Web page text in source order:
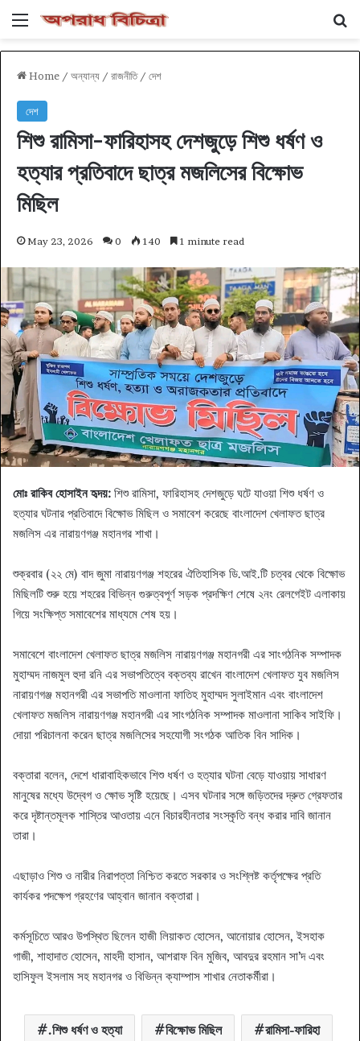
Menu
Home / অন্যান্য / রাজনীতি / দেশ
দেশ
শিশু রামিসা-ফারিহাসহ দেশজুড়ে শিশু ধর্ষণ ও
হত্যার প্রতিবাদে ছাত্র মজলিসের বিক্ষোভ
মিছিল
May 23, 2026 0 140 1 minute read
মোঃ রাকিব হোসাইন হৃদয়: শিশু রামিসা, ফারিহাসহ দেশজুড়ে ঘটে যাওয়া শিশু ধর্ষণ ও
হত্যার ঘটনার প্রতিবাদে বিক্ষোভ মিছিল ও সমাবেশ করেছে বাংলাদেশ খেলাফত ছাত্র
মজলিস এর নারায়ণগঞ্জ মহানগর শাখা।
শুক্রবার (২২ মে) বাদ জুমা নারায়ণগঞ্জ শহরের ঐতিহাসিক ডি.আই.টি চত্বর থেকে বিক্ষোভ
মিছিলটি শুরু হয়ে শহরের বিভিন্ন গুরুত্বপূর্ণ সড়ক প্রদক্ষিণ শেষে ২নং রেলগেইট এলাকায়
গিয়ে সংক্ষিপ্ত সমাবেশের মাধ্যমে শেষ হয়।
সমাবেশে বাংলাদেশ খেলাফত ছাত্র মজলিস নারায়ণগঞ্জ মহানগরী এর সাংগঠনিক সম্পাদক
মুহাম্মদ নাজমুল হুদা রনি এর সভাপতিত্বে বক্তব্য রাখেন বাংলাদেশ খেলাফত যুব মজলিস
নারায়ণগঞ্জ মহানগরী এর সভাপতি মাওলানা ফাতিহ মুহাম্মদ সুলাইমান এবং বাংলাদেশ
খেলাফত মজলিস নারায়ণগঞ্জ মহানগরী এর সাংগঠনিক সম্পাদক মাওলানা সাকিব সাইফি।
দোয়া পরিচালনা করেন ছাত্র মজলিসের সহযোগী সংগঠক আতিক বিন সাদিক।
বক্তারা বলেন, দেশে ধারাবাহিকভাবে শিশু ধর্ষণ ও হত্যার ঘটনা বেড়ে যাওয়ায় সাধারণ
মানুষের মধ্যে উদ্বেগ ও ক্ষোভ সৃষ্টি হয়েছে। এসব ঘটনার সঙ্গে জড়িতদের দ্রুত গ্রেফতার
করে দৃষ্টান্তমূলক শাস্তির আওতায় এনে বিচারহীনতার সংস্কৃতি বন্ধ করার দাবি জানান
তারা।
এছাড়াও শিশু ও নারীর নিরাপত্তা নিশ্চিত করতে সরকার ও সংশ্লিষ্ট কর্তৃপক্ষের প্রতি
কার্যকর পদক্ষেপ গ্রহণের আহ্বান জানান বক্তারা।
কর্মসূচিতে আরও উপস্থিত ছিলেন হাজী লিয়াকত হোসেন, আনোয়ার হোসেন, ইসহাক
গাজী, শাহাদাত হোসেন, মাহদী হাসান, আশরাফ বিন মুজিব, আবদুর রহমান সা’দ এবং
হাসিফুল ইসলাম সহ মহানগর ও বিভিন্ন ক্যাম্পাস শাখার নেতাকর্মীরা।
.শিশু ধর্ষণ ও হত্যা বিক্ষোভ মিছিল রামিসা-ফারিহা